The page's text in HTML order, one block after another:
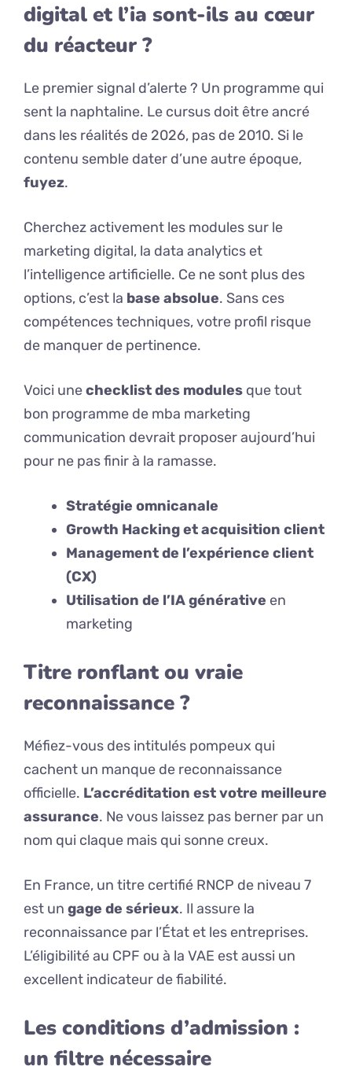
digital et l’ia sont-ils au cœur
du réacteur ?
Le premier signal d’alerte ? Un programme qui
sent la naphtaline. Le cursus doit être ancré
dans les réalités de 2026, pas de 2010. Si le
contenu semble dater d’une autre époque,
fuyez.
Cherchez activement les modules sur le
marketing digital, la data analytics et
l’intelligence artificielle. Ce ne sont plus des
options, c’est la base absolue. Sans ces
compétences techniques, votre profil risque
de manquer de pertinence.
Voici unechecklist des modules que tout
bon programme de mba marketing
communication devrait proposer aujourd’hui
pour ne pas finir à la ramasse.
Stratégie omnicanale
Growth Hacking et acquisition client
Management de l’expérience client
(CX)
Utilisation de l’IA générative en
marketing
Titre ronflant ou vraie
reconnaissance ?
Méfiez-vous des intitulés pompeux qui
cachent un manque de reconnaissance
officielle. L’accréditation est votre meilleure
assurance. Ne vous laissez pas berner par un
nom qui claque mais qui sonne creux.
En France, un titre certifié RNCP de niveau 7
est un gage de sérieux. Il assure la
reconnaissance par l’État et les entreprises.
L’éligibilité au CPF ou à la VAE est aussi un
excellent indicateur de fiabilité.
Les conditions d’admission :
un filtre nécessaire